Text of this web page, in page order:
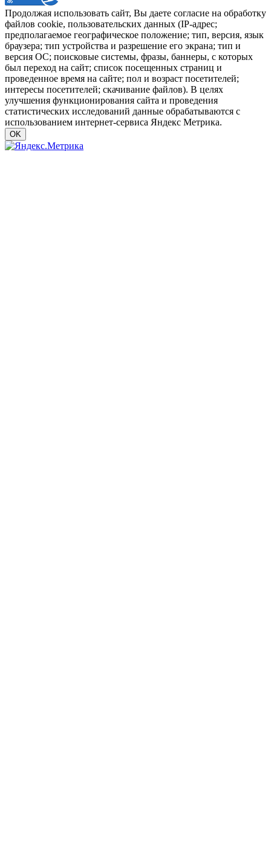
Продолжая использовать сайт, Вы даете согласие на обработку
файлов cookie, пользовательских данных (IP-адрес;
предполагаемое географическое положение; тип, версия, язык
браузера; тип устройства и разрешение его экрана; тип и
версия ОС; поисковые системы, фразы, баннеры, с которых
был переход на сайт; список посещенных страниц и
проведенное время на сайте; пол и возраст посетителей;
интересы посетителей; скачивание файлов). В целях
улучшения функционирования сайта и проведения
статистических исследований данные обрабатываются с
использованием интернет-сервиса Яндекс Метрика.
OK